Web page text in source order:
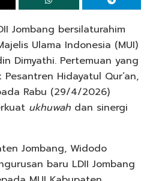
Jombang bersilaturahim
Ulama Indonesia (MUI)
Dimyathi. Pertemuan yang
Hidayatul Qur’an,
Rabu (29/4/2026)
ukhuwah dan sinergi
Jombang, Widodo
baru LDII Jombang